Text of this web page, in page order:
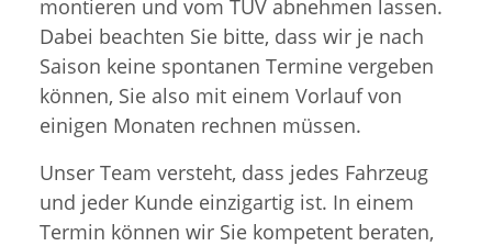
montieren und vom TÜV abnehmen lassen.
Dabei beachten Sie bitte, dass wir je nach
Saison keine spontanen Termine vergeben
können, Sie also mit einem Vorlauf von
einigen Monaten rechnen müssen.
Unser Team versteht, dass jedes Fahrzeug
und jeder Kunde einzigartig ist. In einem
Termin können wir Sie kompetent beraten,